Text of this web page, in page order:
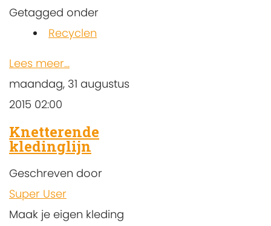
Getagged onder
Recyclen
Lees meer...
maandag, 31 augustus
2015 02:00
Knetterende
kledinglijn
Geschreven door
Super User
Maak je eigen kleding